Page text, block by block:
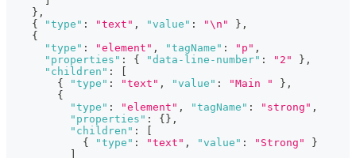
} ,
{
"type" : "text" , "value" : "\n" } ,
{
"type" : "element" , "tagName" : "p" ,
"properties" : { "data-line-number" : "2" } ,
"children" :
{
"type" : "text" , "value" : "Main " } ,
{
"type" : "element" , "tagName" : "strong" ,
"properties" : { } ,
"children" :
{
"type" : "text" , "value" : "Strong"
}